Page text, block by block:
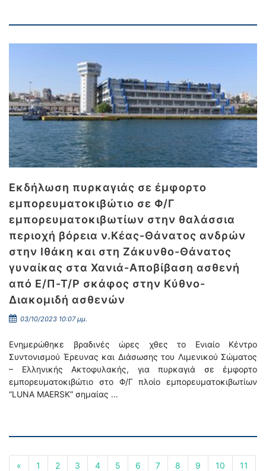
Εκδήλωση πυρκαγιάς σε έμφορτο
εμπορευματοκιβώτιο σε Φ/Γ
εμπορευματοκιβωτίων στην θαλάσσια
περιοχή βόρεια ν.Κέας-Θάνατος ανδρών
στην Ιθάκη και στη Ζάκυνθο-Θάνατος
γυναίκας στα Χανιά-Αποβίβαση ασθενή
από Ε/Π-Τ/Ρ σκάφος στην Κύθνο-
Διακομιδή ασθενών
03/10/2023 10:07 μμ.
Ενημερώθηκε βραδινές ώρες χθες το Ενιαίο Κέντρο
Συντονισμού Έρευνας και Διάσωσης του Λιμενικού Σώματος
– Ελληνικής Ακτοφυλακής, για πυρκαγιά σε έμφορτο
εμπορευματοκιβώτιο στο Φ/Γ πλοίο εμπορευματοκιβωτίων
“LUNA MAERSK” σημαίας …
« 1 2 3 4 5 6 7 8 9 10 11